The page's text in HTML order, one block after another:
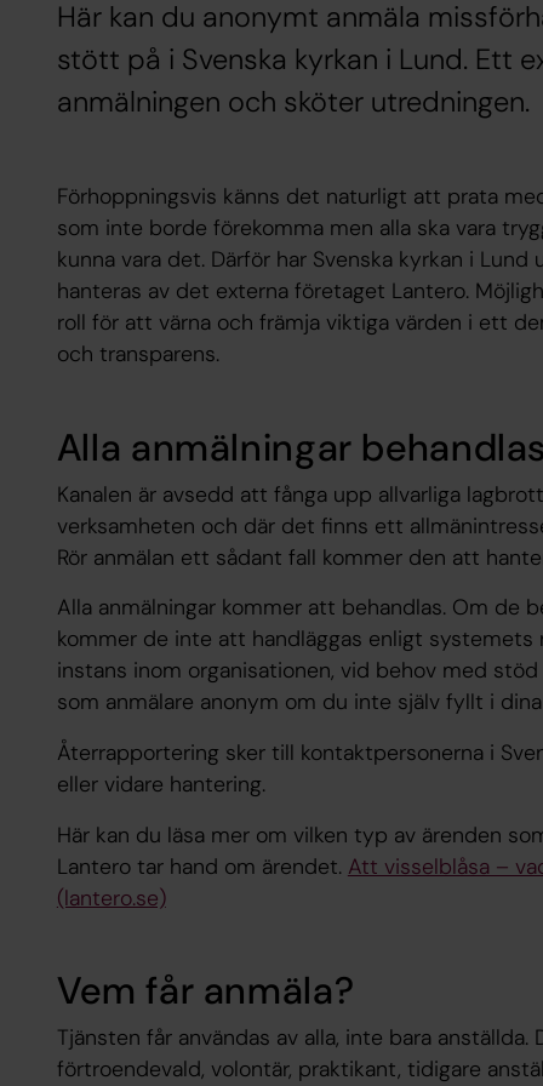
Här kan du anonymt anmäla
stött på i Svenska kyrkan i Lund. Ett
anmälningen och sköter utredningen.
Förhoppningsvis känns det naturligt att prata
som inte borde förekomma men alla ska vara
kunna vara det. Därför har Svenska kyrkan i
hanteras av det externa företaget Lantero.
roll för att värna och främja viktiga värden i ett
och transparens.
Alla anmälningar behandlas
Kanalen är avsedd att fånga upp allvarliga
verksamheten och där det finns ett
Rör anmälan ett sådant fall kommer den att
Alla anmälningar kommer att behandlas. Om de
kommer de inte att handläggas enligt
instans inom organisationen, vid behov med
som anmälare anonym om du inte själv fyllt i
Återrapportering sker till kontaktpersonerna i
eller vidare hantering.
Här kan du läsa mer om vilken typ av ärenden
Lantero tar hand om ärendet. Att visselblåsa –
(lantero.se)
Vem får anmäla?
Tjänsten får användas av alla, inte bara
förtroendevald, volontär, praktikant, tidigare